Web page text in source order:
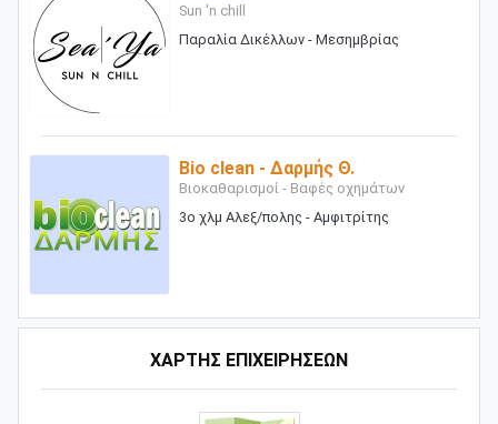
Sun 'n chill
Παραλία Δικέλλων - Μεσημβρίας
Bio clean - Δαρμής Θ.
Βιοκαθαρισμοί - Βαφές οχημάτων
3ο χλμ Αλεξ/πολης - Αμφιτρίτης
ΧΑΡΤΗΣ ΕΠΙΧΕΙΡΗΣΕΩΝ